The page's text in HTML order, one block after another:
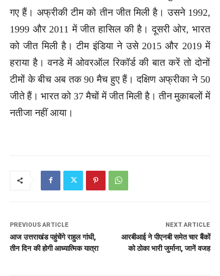
गए हैं। अफ्रीकी टीम को तीन जीत मिली है। उसने 1992,
1999 और 2011 में जीत हासिल की है। दूसरी ओर, भारत
को जीत मिली है। टीम इंडिया ने उसे 2015 और 2019 में
हराया है। वनडे में ओवरऑल रिकॉर्ड की बात करें तो दोनों
टीमों के बीच अब तक 90 मैच हुए हैं। दक्षिण अफ्रीका ने 50
जीते हैं। भारत को 37 मैचों में जीत मिली है। तीन मुकाबलों में
नतीजा नहीं आया।
PREVIOUS ARTICLE
आज उत्तराखंड पहुंचेंगे राहुल गांधी,
तीन दिन की होगी आध्यात्मिक यात्रा
NEXT ARTICLE
आरबीआई ने पीएनबी समेत चार बैंकों
को ठोका भारी जुर्माना, जानें वजह